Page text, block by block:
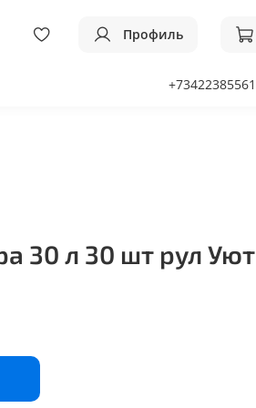
Профиль
+73422385561
30 л 30 шт рул Уют